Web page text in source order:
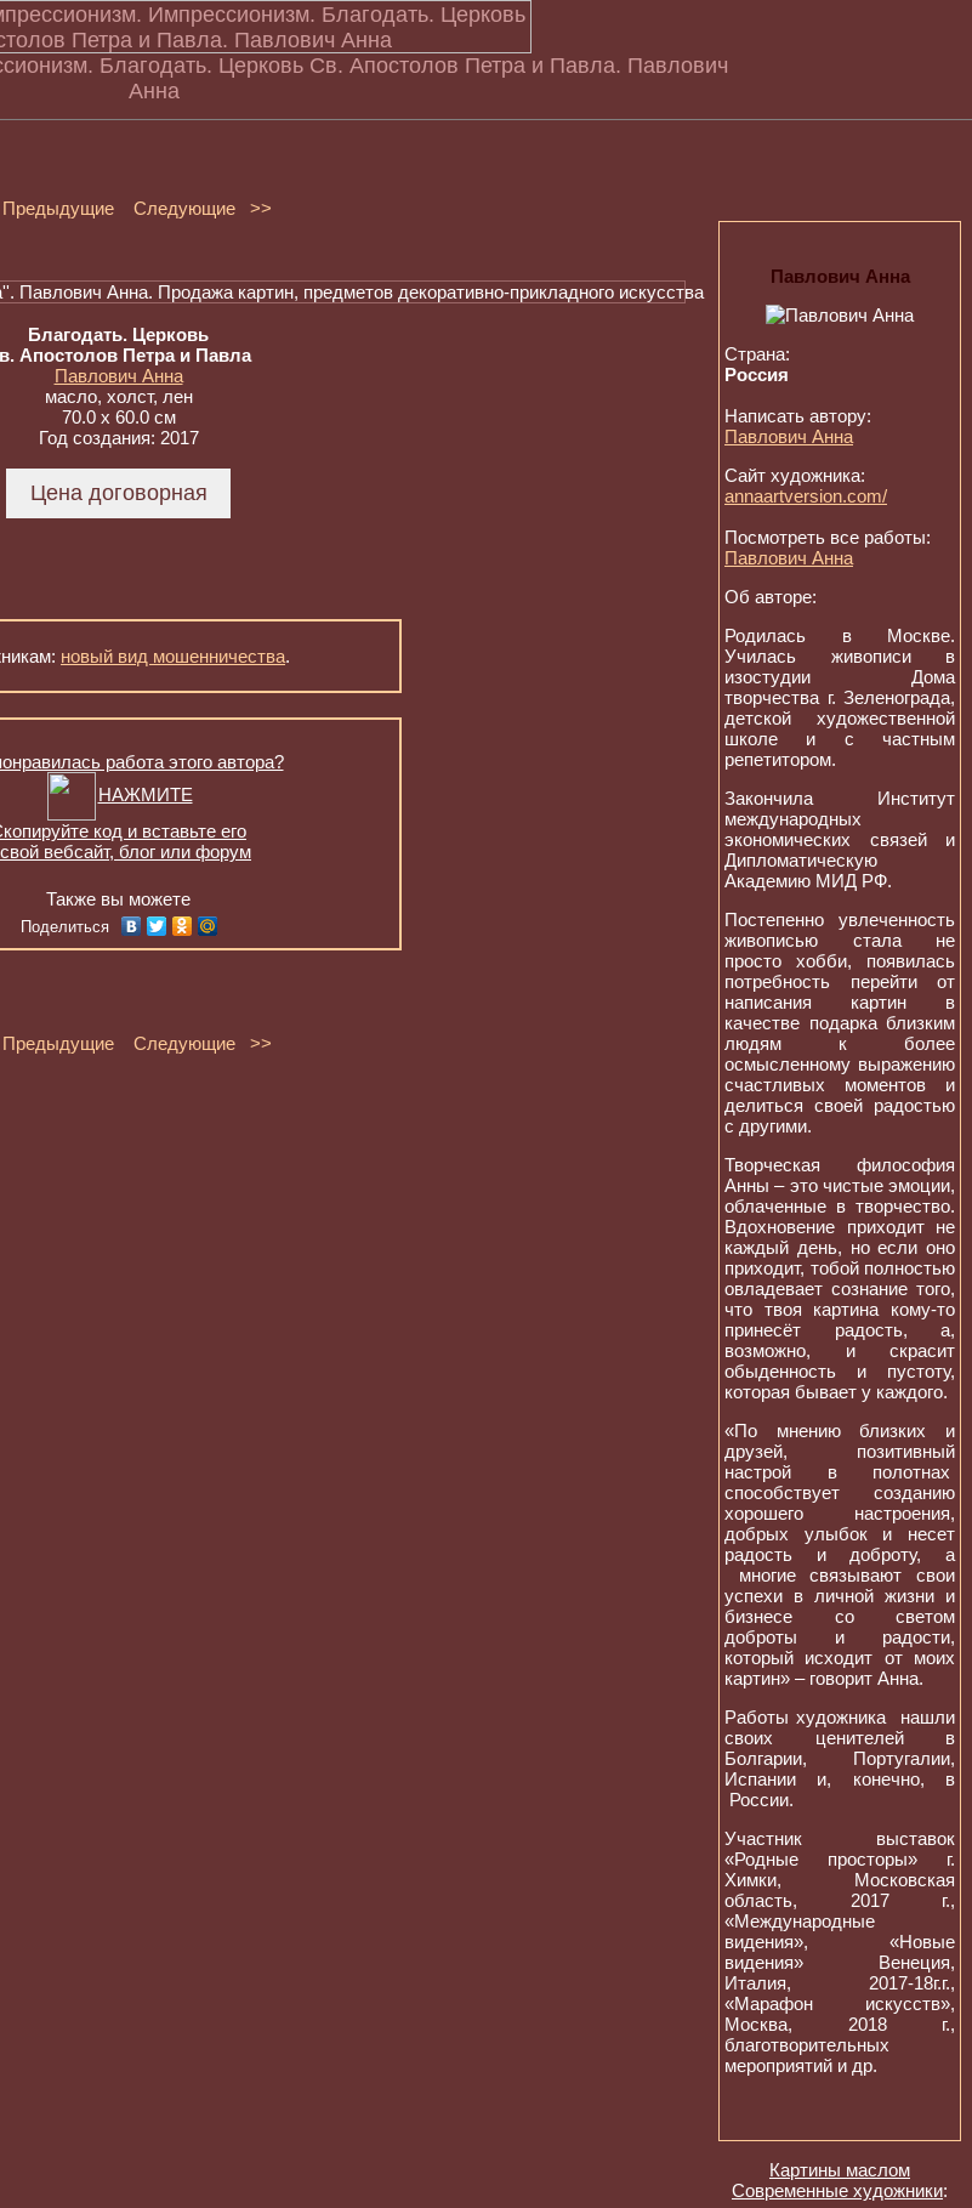
Благодать. Церковь Св. Апостолов Петра и Павла. Павлович
Анна
Следующие >>
Благодать. Церковь
Апостолов Петра и Павла
Павлович Анна
масло, холст, лен
70.0 x 60.0 см
Год создания: 2017
новый вид мошенничества.
работа этого автора?
НАЖМИТЕ
код и вставьте его
вебсайт, блог или форум
Также вы можете
Поделиться
Следующие >>
Павлович Анна
Страна:
Россия
Написать автору:
Павлович Анна
Сайт художника:
annaartversion.com/
Посмотреть все работы:
Павлович Анна
Об авторе:
Родилась в Москве.
Училась живописи в
изостудии Дома
творчества г. Зеленограда,
детской художественной
школе и с частным
репетитором.
Закончила Институт
международных
экономических связей и
Дипломатическую
Академию МИД РФ.
Постепенно увлеченность
живописью стала не
просто хобби, появилась
потребность перейти от
написания картин в
качестве подарка близким
людям к более
осмысленному выражению
счастливых моментов и
делиться своей радостью
с другими.
Творческая философия
Анны – это чистые эмоции,
облаченные в творчество.
Вдохновение приходит не
каждый день, но если оно
приходит, тобой полностью
овладевает сознание того,
что твоя картина кому-то
принесёт радость, а,
возможно, и скрасит
обыденность и пустоту,
которая бывает у каждого.
«По мнению близких и
друзей, позитивный
настрой в полотнах
способствует созданию
хорошего настроения,
добрых улыбок и несет
радость и доброту, а
многие связывают свои
успехи в личной жизни и
бизнесе со светом
доброты и радости,
который исходит от моих
картин» – говорит Анна.
Работы художника нашли
своих ценителей в
Болгарии, Португалии,
Испании и, конечно, в
России.
Участник выставок
«Родные просторы» г.
Химки, Московская
область, 2017 г.,
«Международные
видения», «Новые
видения» Венеция,
Италия, 2017-18г.г.,
«Марафон искусств»,
Москва, 2018 г.,
благотворительных
мероприятий и др.
Картины маслом
Современные художники: